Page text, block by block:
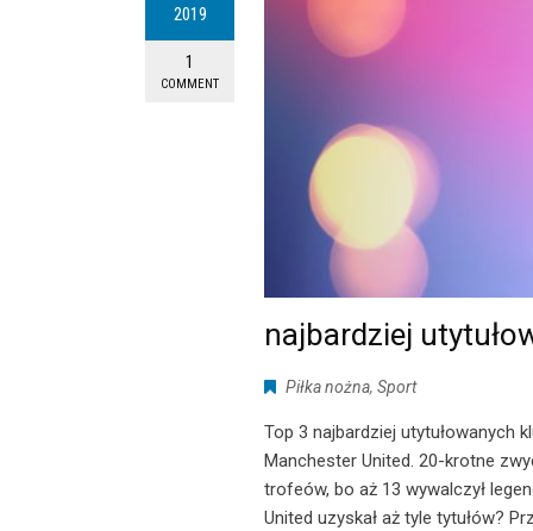
2019
1
COMMENT
najbardziej
Piłka nożna, Sport
Top 3 najbardziej utytułowanych
Manchester United. 20-krotne
trofeów, bo aż 13 wywalczył
United uzyskał aż tyle tytułów?